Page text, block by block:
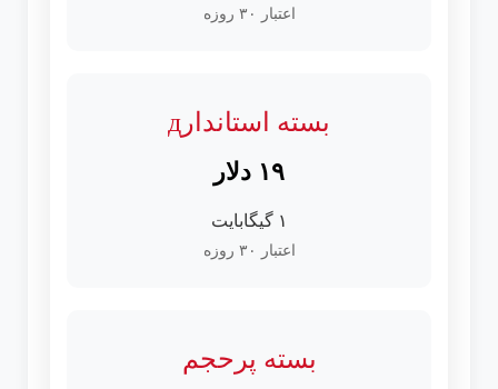
اعتبار ۳۰ روزه
بسته استاندارд
۱۹ دلار
۱ گیگابایت
اعتبار ۳۰ روزه
بسته پرحجم